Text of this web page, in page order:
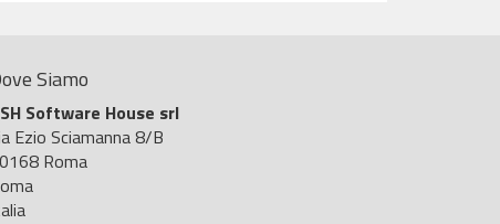
Siamo
Software House srl
Ezio Sciamanna 8/B
Roma